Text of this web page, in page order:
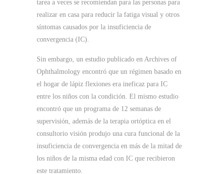
tarea a veces se recomiendan para las personas para
realizar en casa para reducir la fatiga visual y otros
síntomas causados ​​por la insuficiencia de
convergencia (IC).
Sin embargo, un estudio publicado en Archives of
Ophthalmology encontró que un régimen basado en
el hogar de lápiz flexiones era ineficaz para IC
entre los niños con la condición. El mismo estudio
encontró que un programa de 12 semanas de
supervisión, además de la terapia ortóptica en el
consultorio visión produjo una cura funcional de la
insuficiencia de convergencia en más de la mitad de
los niños de la misma edad con IC que recibieron
este tratamiento.